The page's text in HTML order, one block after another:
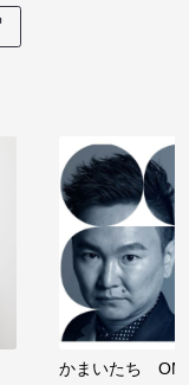
かまいたち